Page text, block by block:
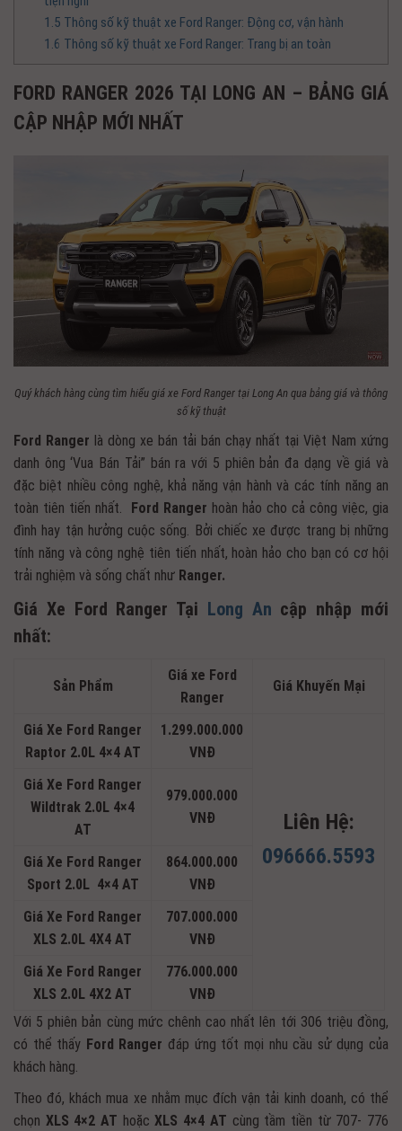
1.5 Thông số kỹ thuật xe Ford Ranger: Động cơ, vận hành
1.6 Thông số kỹ thuật xe Ford Ranger: Trang bị an toàn
FORD RANGER 2026 TẠI LONG AN – BẢNG GIÁ
CẬP NHẬP MỚI NHẤT
Quý khách hàng cùng tìm hiểu giá xe Ford Ranger tại Long An qua bảng giá và thông
số kỹ thuật
Ford Ranger là dòng xe bán tải bán chạy nhất tại Việt Nam xứng
danh ông ‘Vua Bán Tải” bán ra với 5 phiên bản đa dạng về giá và
đặc biệt nhiều công nghệ, khả năng vận hành và các tính năng an
toàn tiên tiến nhất.
Ford Ranger hoàn hảo cho cả công việc, gia
đình hay tận hưởng cuộc sống. Bởi chiếc xe được trang bị những
tính năng và công nghệ tiên tiến nhất, hoàn hảo cho bạn có cơ hội
trải nghiệm và sống chất như Ranger.
Giá Xe Ford Ranger Tại Long An cập nhập mới
nhất:
Sản Phẩm
Giá xe Ford
Ranger
Giá Khuyến Mại
Giá Xe Ford Ranger
Raptor 2.0L 4×4 AT
1.299.000.000
VNĐ
Liên Hệ:
096666.5593
Giá Xe Ford Ranger
Wildtrak 2.0L 4×4
AT
979.000.000
VNĐ
Giá Xe Ford Ranger
Sport 2.0L 4×4 AT
864.000.000
VNĐ
Giá Xe Ford Ranger
XLS 2.0L 4X4 AT
707.000.000
VNĐ
Giá Xe Ford Ranger
XLS 2.0L 4X2 AT
776.000.000
VNĐ
Với 5 phiên bản cùng mức chênh cao nhất lên tới 306 triệu đồng,
có thể thấy Ford Ranger đáp ứng tốt mọi nhu cầu sử dụng của
khách hàng.
Theo đó, khách mua xe nhằm mục đích vận tải kinh doanh, có thể
chọn XLS 4×2 AT hoặcXLS 4×4 AT cùng tầm tiền từ 707- 776